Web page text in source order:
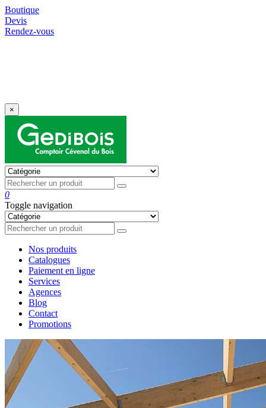
Boutique
Devis
Rendez-vous
×
0
Toggle navigation
Nos produits
Catalogues
Paiement en ligne
Services
Agences
Blog
Contact
Promotions